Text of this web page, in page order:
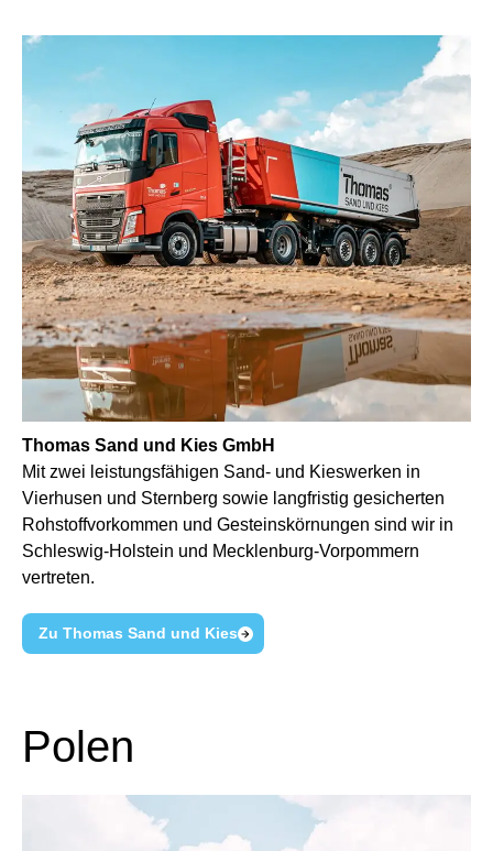
Thomas Sand und Kies GmbH
Mit zwei leistungsfähigen Sand- und Kieswerken in
Vierhusen und Sternberg sowie langfristig gesicherten
Rohstoffvorkommen und Gesteinskörnungen sind wir in
Schleswig-Holstein und Mecklenburg-Vorpommern
vertreten.
Zu Thomas Sand und Kies
Polen